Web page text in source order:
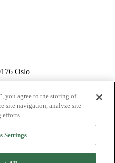
Oslo
you agree to the storing of
site navigation, analyze site
efforts.
Settings